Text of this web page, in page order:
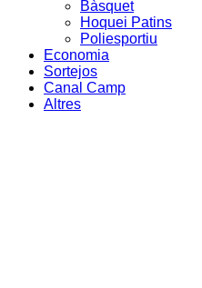
Bàsquet
Hoquei Patins
Poliesportiu
Economia
Sortejos
Canal Camp
Altres